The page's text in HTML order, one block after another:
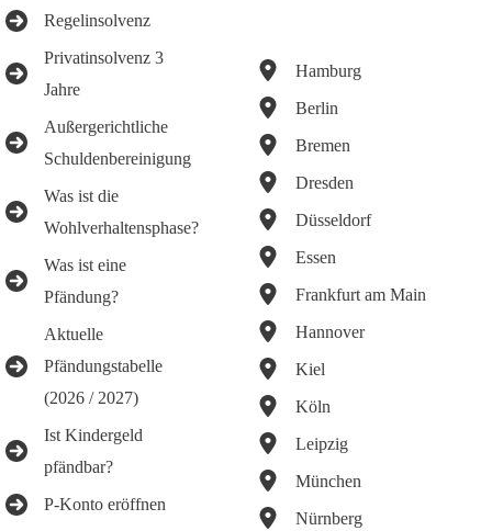
Regelinsolvenz
Privatinsolvenz 3
Jahre
Außergerichtliche
Schuldenbereinigung
Was ist die
Wohlverhaltensphase?
Was ist eine
Pfändung?
Aktuelle
Pfändungstabelle
(2026 / 2027)
Ist Kindergeld
pfändbar?
P-Konto eröffnen
Hamburg
Berlin
Bremen
Dresden
Düsseldorf
Essen
Frankfurt am Main
Hannover
Kiel
Köln
Leipzig
München
Nürnberg